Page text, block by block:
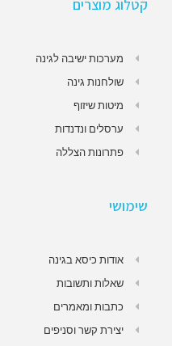
קטלוג מוצרים
מערכות ישיבה לגינה
שולחנות גינה
מיטות שיזוף
ערסלים ונדנדות
פתרונות הצללה
שימושי
אודות כיסא בגינה
שאלות ותשובות
כתבות ומאמרים
יצירת קשר וסניפים